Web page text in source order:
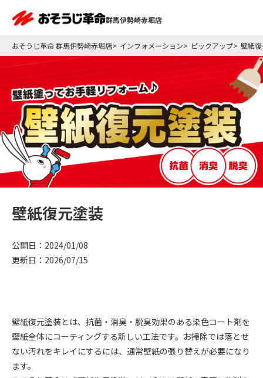
群馬伊勢崎赤堀店
おそうじ革命 群馬伊勢崎赤堀店 インフォメーション ピックアップ 壁紙
壁紙復元塗装
公開日：2024/01/08
更新日：2026/07/15
壁紙復元塗装とは、抗菌・消臭・脱臭効果のある染色コート剤を
壁紙全体にコーティングする新しい工法です。お掃除では落とせ
ない汚れをキレイにするには、通常壁紙の張り替えが必要になり
ます。